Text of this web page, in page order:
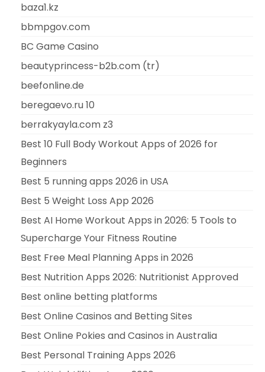
baza1.kz
bbmpgov.com
BC Game Casino
beautyprincess-b2b.com (tr)
beefonline.de
beregaevo.ru 10
berrakyayla.com z3
Best 10 Full Body Workout Apps of 2026 for
Beginners
Best 5 running apps 2026 in USA
Best 5 Weight Loss App 2026
Best AI Home Workout Apps in 2026: 5 Tools to
Supercharge Your Fitness Routine
Best Free Meal Planning Apps in 2026
Best Nutrition Apps 2026: Nutritionist Approved
Best online betting platforms
Best Online Casinos and Betting Sites
Best Online Pokies and Casinos in Australia
Best Personal Training Apps 2026